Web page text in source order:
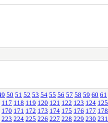
50 51 52 53 54 55 56 57 58 59 60 61
117 118 119 120 121 122 123 124 125
170 171 172 173 174 175 176 177 178
223 224 225 226 227 228 229 230 231